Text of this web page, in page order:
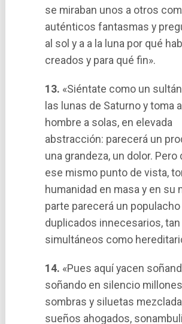
se miraban unos a otros
auténticos fantasmas y
al sol y a a la luna por qué
creados y para qué fin».
13. «Siéntate como un
las lunas de Saturno y toma al
hombre a solas, en elevada
abstracción: parecerá un
una grandeza, un dolor. Pero
ese mismo punto de vista,
humanidad en masa y en su
parte parecerá un populacho
duplicados innecesarios, tan
simultáneos como
14. «Pues aquí­ yacen
soñando en silencio
sombras y siluetas
sueños ahogados,